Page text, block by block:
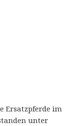
Ersatzpferde im
unter